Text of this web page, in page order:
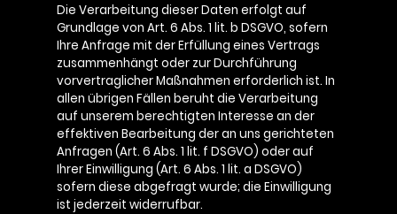
Die Verarbeitung dieser Daten erfolgt auf
Grundlage von Art. 6 Abs. 1 lit. b DSGVO, sofern
Ihre Anfrage mit der Erfüllung eines Vertrags
zusammenhängt oder zur Durchführung
vorvertraglicher Maßnahmen erforderlich ist. In
allen übrigen Fällen beruht die Verarbeitung
auf unserem berechtigten Interesse an der
effektiven Bearbeitung der an uns gerichteten
Anfragen (Art. 6 Abs. 1 lit. f DSGVO) oder auf
Ihrer Einwilligung (Art. 6 Abs. 1 lit. a DSGVO)
sofern diese abgefragt wurde; die Einwilligung
ist jederzeit widerrufbar.